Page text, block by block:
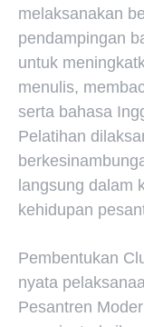
melaksanakan
pendampingan
untuk
menulis,
serta bahasa
Pelatihan
langsung dalam
kehidupan
Pembentukan
nyata
Pesantren